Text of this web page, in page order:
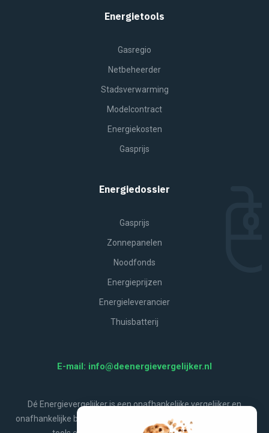
Energietools
Gasregio
Netbeheerder
Stadsverwarming
Modelcontract
Energiekosten
Gasprijs
Energiedossier
Gasprijs
Zonnepanelen
Noodfonds
Energieprijzen
Energieleverancier
Thuisbatterij
E-mail: info@deenergievergelijker.nl
Dé Energievergelijker is een onafhankelijke vergelijker en
onafhankelijke bron van energienieuws, aanbiedingen, handige